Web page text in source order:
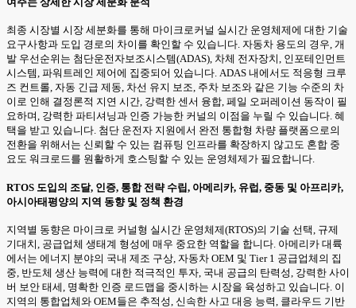
최종 시장별 시장 세분화를 통해 마이크로커널 실시간 운영체제에 대한 기술
요구사항과 도입 경로의 차이를 확인할 수 있습니다. 자동차 용도의 경우, 개
발 우선순위는 첨단운전자보조시스템(ADAS), 차체 전자장치, 인포테인먼트
시스템, 파워트레인 제어에 집중되어 있습니다. ADAS 내에서도 적응형 크루
즈 컨트롤, 자동 긴급 제동, 차선 유지 보조, 주차 보조와 같은 기능 수준의 차
이로 인해 결정론적 지연 시간, 강력한 센서 융합, 페일 오퍼레이션 동작이 필
요하며, 강력한 파티셔닝과 인증 가능한 커널의 이점을 누릴 수 있습니다. 혜
택을 받고 있습니다. 첨단 운전자 지원에서 완전 통합형 차량 플랫폼으로의
전환을 위해서는 신뢰할 수 있는 컴퓨팅 인프라를 확장하지 않고도 혼합 중
요도 워크로드를 원활하게 호스팅할 수 있는 운영체제가 필요합니다.
RTOS 도입의 조달, 인증, 통합 전략 수립, 아메리카, 유럽, 중동 및 아프리카,
아시아태평양의 지역 동향 및 정책 환경
지역별 동향은 마이크로 커널형 실시간 운영체제(RTOS)의 기술 선택, 규제
기대치, 공급업체 생태계 형성에 매우 중요한 역할을 합니다. 아메리카 대륙
에서는 에너지 분야의 국내 제조 구상, 자동차 OEM 및 Tier 1 공급업체의 집
중, 반도체 생산 능력에 대한 적극적인 투자, 국내 공급의 탄력성, 강력한 사이
버 보안 태세, 명확한 인증 로드맵을 중시하는 시장을 육성하고 있습니다. 이
지역의 통합업체와 OEM들은 추적성, 신속한 사고 대응 능력, 클라우드 기반